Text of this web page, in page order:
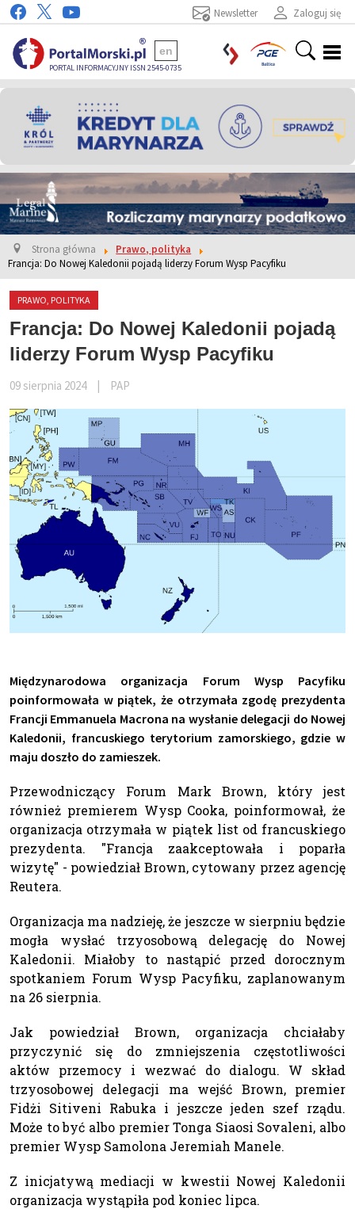
Zaloguj się
Newsletter
PORTAL INFORMACYJNY ISSN 2545-0735
en
Strona główna
Prawo, polityka
Francja: Do Nowej Kaledonii pojadą liderzy Forum Wysp Pacyfiku
PRAWO, POLITYKA
Francja: Do Nowej Kaledonii pojadą
liderzy Forum Wysp Pacyfiku
09 sierpnia 2024 PAP
Międzynarodowa organizacja Forum Wysp Pacyfiku
poinformowała w piątek, że otrzymała zgodę prezydenta
Francji Emmanuela Macrona na wysłanie delegacji do Nowej
Kaledonii, francuskiego terytorium zamorskiego, gdzie w
maju doszło do zamieszek.
Przewodniczący Forum Mark Brown, który jest
również premierem Wysp Cooka, poinformował, że
organizacja otrzymała w piątek list od francuskiego
prezydenta. "Francja zaakceptowała i poparła
wizytę" - powiedział Brown, cytowany przez agencję
Reutera.
Organizacja ma nadzieję, że jeszcze w sierpniu będzie
mogła wysłać trzyosobową delegację do Nowej
Kaledonii. Miałoby to nastąpić przed dorocznym
spotkaniem Forum Wysp Pacyfiku, zaplanowanym
na 26 sierpnia.
Jak powiedział Brown, organizacja chciałaby
przyczynić się do zmniejszenia częstotliwości
aktów przemocy i wezwać do dialogu. W skład
trzyosobowej delegacji ma wejść Brown, premier
Fidżi Sitiveni Rabuka i jeszcze jeden szef rządu.
Może to być albo premier Tonga Siaosi Sovaleni, albo
premier Wysp Samolona Jeremiah Manele.
Z inicjatywą mediacji w kwestii Nowej Kaledonii
organizacja wystąpiła pod koniec lipca.